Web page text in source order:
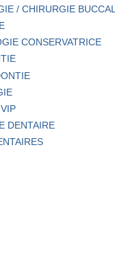
/ CHIRURGIE
CONSERVATRICE
DENTAIRE